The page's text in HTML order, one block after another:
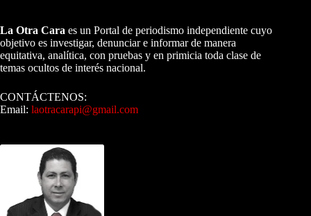
La Otra Cara es un Portal de periodismo independiente cuyo
objetivo es investigar, denunciar e informar de manera
equitativa, analítica, con pruebas y en primicia toda clase de
temas ocultos de interés nacional.
CONTÁCTENOS:
Email: laotracarapi@gmail.com